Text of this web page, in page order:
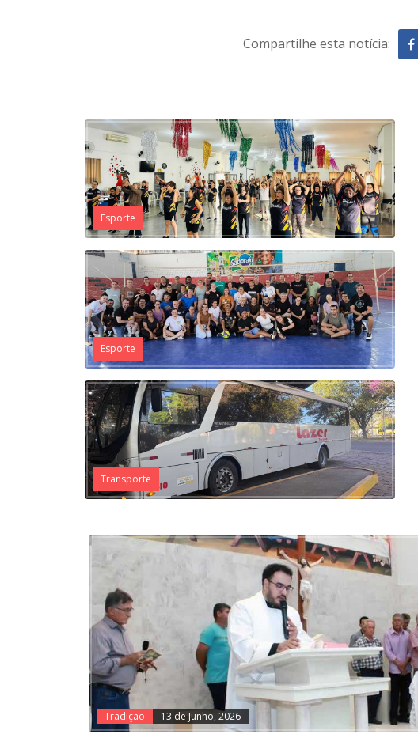
Compartilhe esta notícia:
Esporte
Esporte
Transporte
Tradição 13 de Junho, 2026